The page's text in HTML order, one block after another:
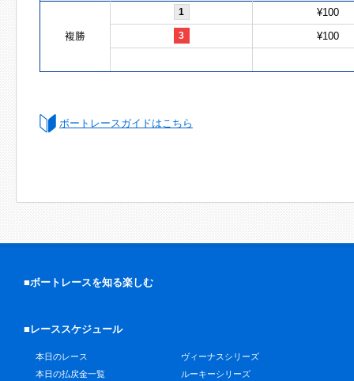
複勝
1 ¥100
3 ¥100
ボートレースガイドはこちら
■ボートレースを知る楽しむ
■レーススケジュール
本日のレース
本日の払戻金一覧
ヴィーナスシリーズ
ルーキーシリーズ